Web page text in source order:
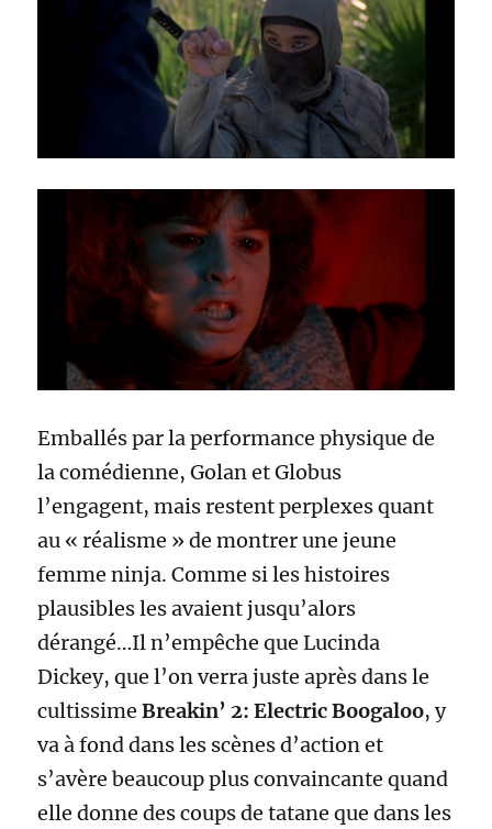
Emballés par la performance physique de
la comédienne, Golan et Globus
l’engagent, mais restent perplexes quant
au « réalisme » de montrer une jeune
femme ninja. Comme si les histoires
plausibles les avaient jusqu’alors
dérangé…Il n’empêche que Lucinda
Dickey, que l’on verra juste après dans le
cultissimeBreakin’ 2: Electric Boogaloo, y
va à fond dans les scènes d’action et
s’avère beaucoup plus convaincante quand
elle donne des coups de tatane que dans les